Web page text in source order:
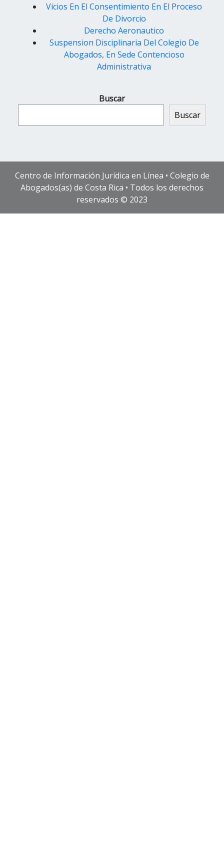
Vicios En El Consentimiento En El Proceso
De Divorcio
Derecho Aeronautico
Suspension Disciplinaria Del Colegio De
Abogados, En Sede Contencioso
Administrativa
Buscar
Buscar
Centro de Información Jurídica en Línea • Colegio de
Abogados(as) de Costa Rica • Todos los derechos
reservados © 2023